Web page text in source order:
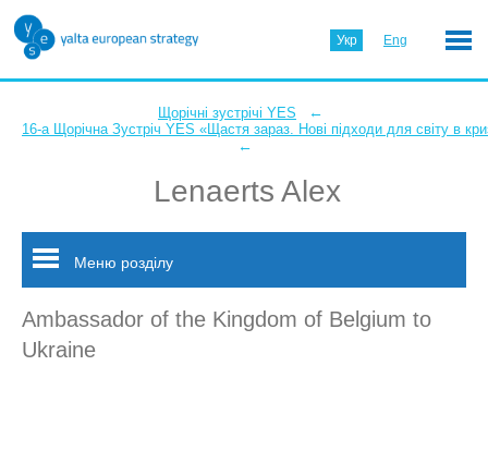
Укр Eng
Щорічні зустрічі YES ←
16-а Щорічна Зустріч YES «Щастя зараз. Нові підходи для світу в
←
Lenaerts Alex
Меню розділу
Ambassador of the Kingdom of Belgium to
Ukraine